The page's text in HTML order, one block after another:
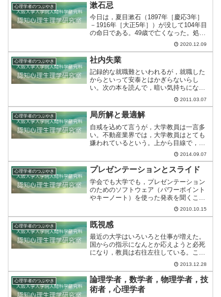
心理学者のつぶやき 漱石忌
今日は，夏目漱石（1897年［慶応3年］
－1916年［大正5年］）が没して104年目
の命日である。49歳で亡くなった。処女
作「吾輩は猫である」を書いたのは1905
年（明治38年）であるから，実質11年し
か作家活動をしていない。高校生のころ
か...
2020.12.09
心理学者のつぶやき 社内失業
記録的な就職難といわれるが，就職した
からといって安泰とはかぎらないらし
い。次の本を読んで，暗い気持ちになっ
た。増田不三雄 (2010).社内失業－企業に
捨てられた正社員双葉新書社内失業と
は，正社員であっても職場でまともに仕
事が与えられない人...
2011.03.07
心理学者のつぶやき 局所解と最適解
自戒を込めて言うが，大学教員は一言多
い。不動産業界では，大学教員はとても
嫌われているという。上から目線で，文
句が多いからだそうだ。・・・耳が痛
い。－－－大学教員という仕事は，狭い
専門に閉じこもってしまえば，「お山の
大将」でいられる。学生との...
2014.09.07
心理学者のつぶやき プレゼンテーションとスライド
学会でも大学でも，プレゼンテーション
のためのソフトウェア（パワーポイント
やキーノート）を使った発表を聞くこと
が多い。感動するくらいに美しく，そし
て楽しいプレゼンに出会うこともある。
2007年のHCI国際会議における金出武雄
先生（カーネギーメ...
2010.10.15
心理学者のつぶやき 既視感
最近の大学はいろいろと仕事が増えた。
国からの指示になんとか応えようと必死
になり，教員は右往左往している。この
ような時代の空気をどこかで見聞きした
気がしていたが，ようやくその正体が分
かった。太平洋戦争のときの日本だ。百
田尚樹・渡部昇一 (20...
2013.12.28
心理学者のつぶやき
論理学者，数学者，物理学者，技
術者，心理学者